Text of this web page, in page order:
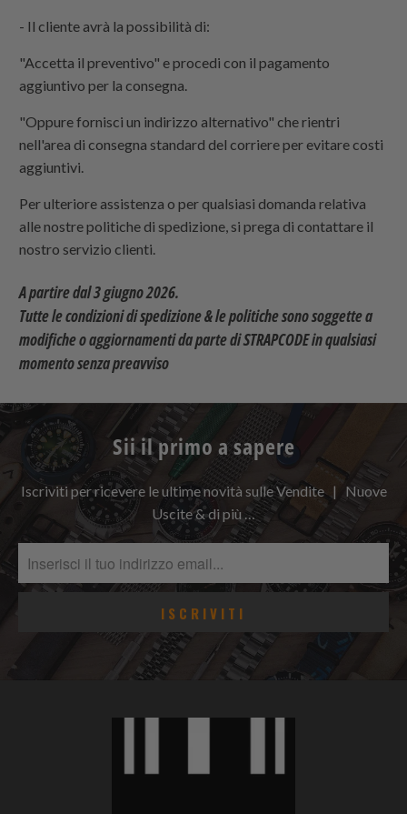
- Il cliente avrà la possibilità di:
"Accetta il preventivo" e procedi con il pagamento
aggiuntivo per la consegna.
"Oppure fornisci un indirizzo alternativo" che rientri
nell'area di consegna standard del corriere per evitare costi
aggiuntivi.
Per ulteriore assistenza o per qualsiasi domanda relativa
alle nostre politiche di spedizione, si prega di contattare il
nostro servizio clienti.
A partire dal 3 giugno 2026.
Tutte le condizioni di spedizione & le politiche sono soggette a
modifiche o aggiornamenti da parte diSTRAPCODEin qualsiasi
momento senza preavviso
Sii il primo a sapere
Iscriviti per ricevere le ultime novità sulle Vendite | Nuove
Uscite & di più …